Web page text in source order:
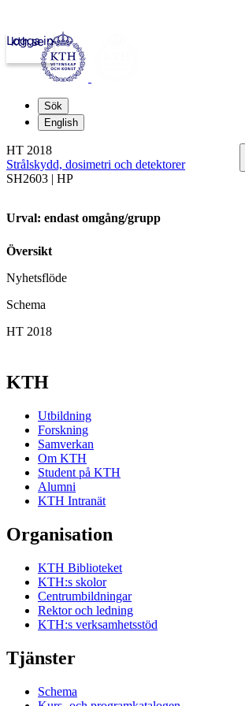
kth.se
Logga in
Sök
English
HT 2018
Strålskydd, dosimetri och detektorer
SH2603 | HP
Urval: endast omgång/grupp
Översikt
Nyhetsflöde
Schema
HT 2018
KTH
Utbildning
Forskning
Samverkan
Om KTH
Student på KTH
Alumni
KTH Intranät
Organisation
KTH Biblioteket
KTH:s skolor
Centrumbildningar
Rektor och ledning
KTH:s verksamhetsstöd
Tjänster
Schema